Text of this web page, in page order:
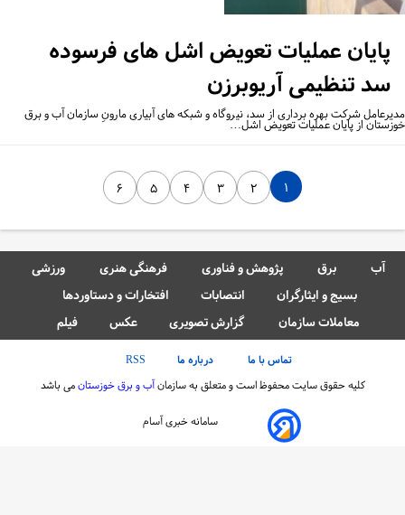
پایان عملیات تعویض اشل های فرسوده
سد تنظیمی آریوبرزن
شرکت بهره برداری از سد، نیروگاه و شبکه های آبیاری مارونِ سازمان آب و برق
از پایان عملیات تعویض اشل…
آب برق پژوهش و فناوری فرهنگی هنری
ورزشی
بسیج و ایثارگران
انتصابات
افتخارات و دستاوردها
معاملات سازمان
گزارش تصویری عکس فیلم
تماس با ما درباره ما
RSS
کلیه حقوق سایت محفوظ است و متعلق به سازمانآب و برق خوزستانمی باشد
سامانه خبری آسام